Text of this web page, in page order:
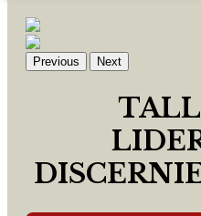
Previous Next